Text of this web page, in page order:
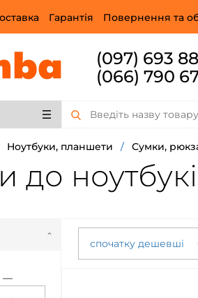
Гарантія Повернення та
(097) 693
(066) 790
Ноутбуки, планшети / Сумки,
до
спочатку дешевші
—